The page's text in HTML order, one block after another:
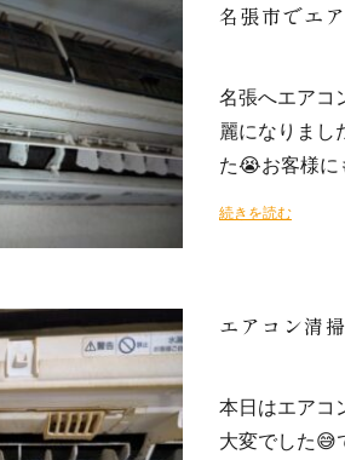
名張市でエ
名張へエアコ
麗になりま
た😭お客様に
続きを読む
エアコン清
本日はエアコ
大変でした😅